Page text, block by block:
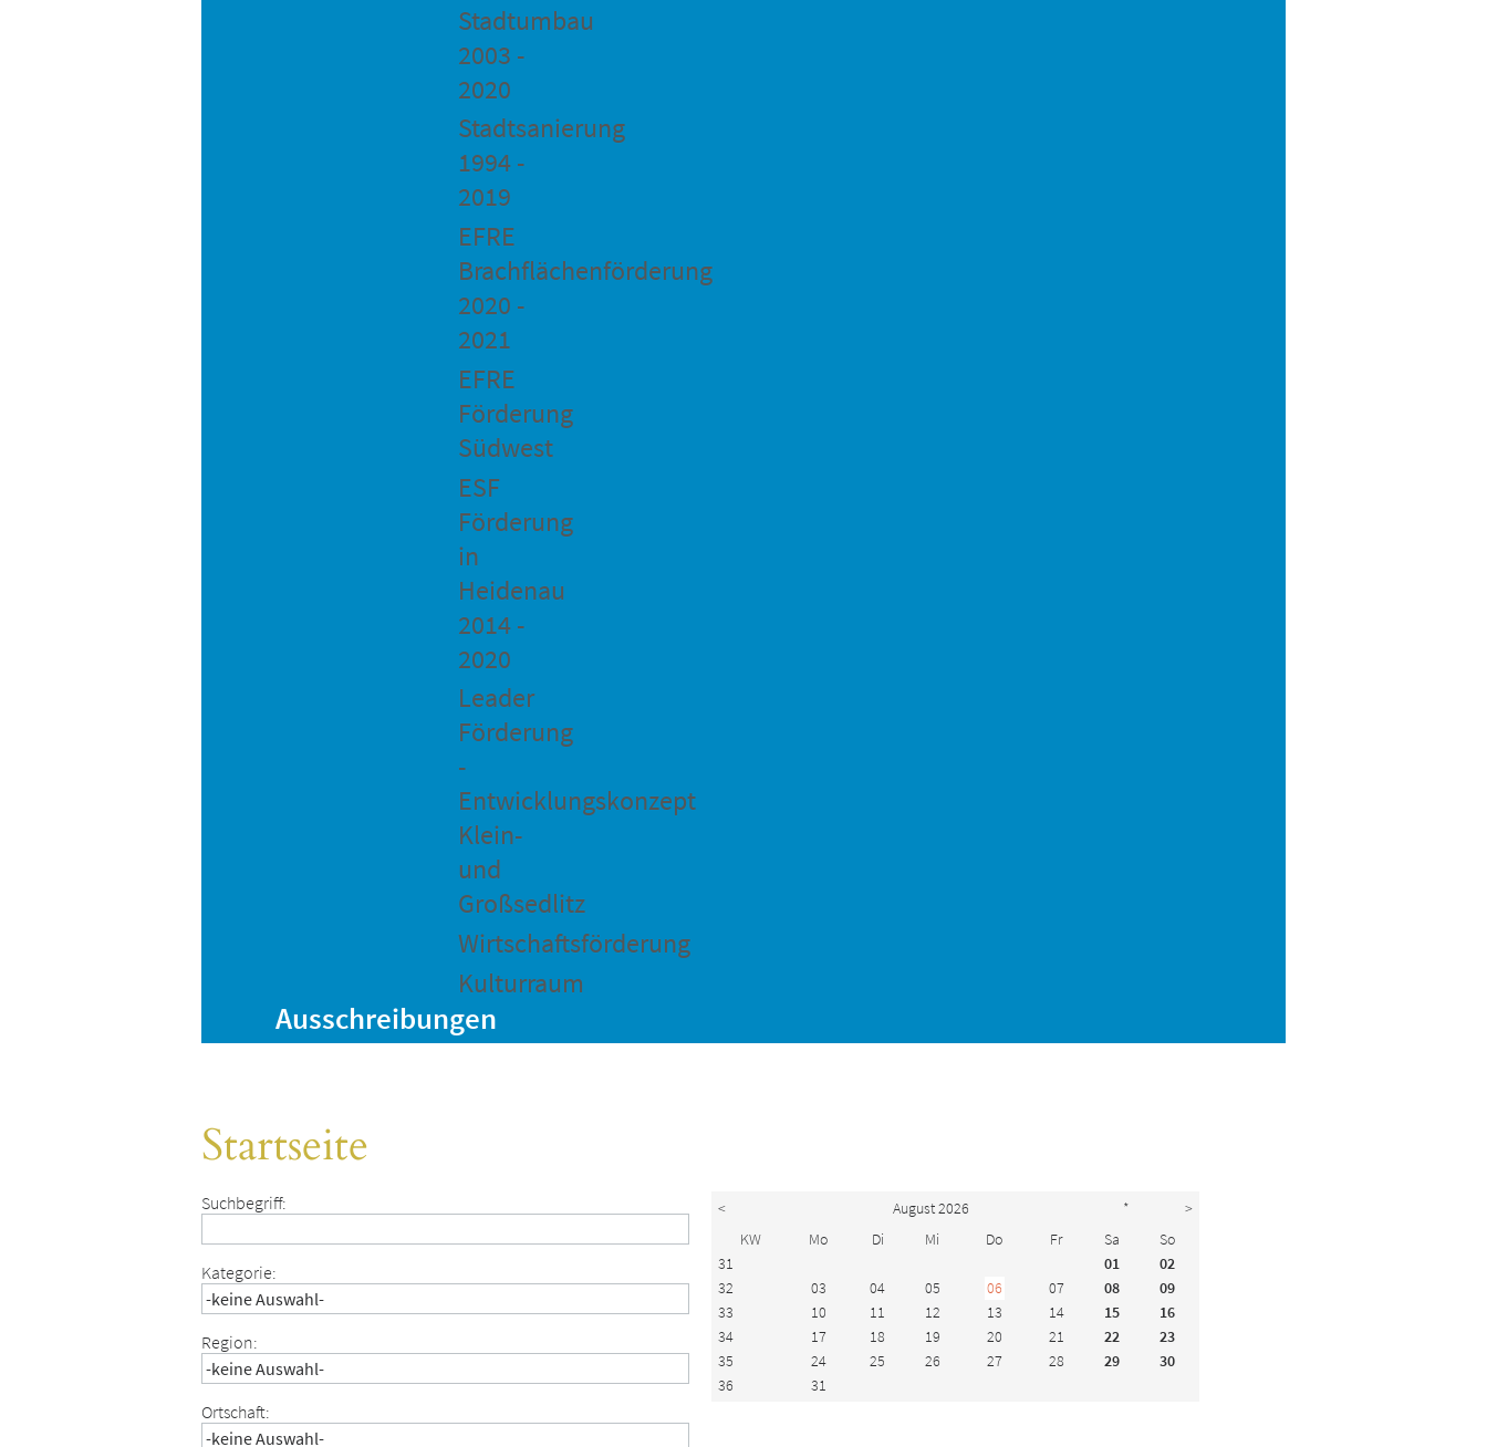
Stadtumbau
2003 -
2020
Stadtsanierung
1994 -
2019
EFRE
Brachflächenförderung
2020 -
2021
EFRE
Förderung
Südwest
ESF
Förderung
in
Heidenau
2014 -
2020
Leader
Förderung
-
Entwicklungskonzept
Klein-
und
Großsedlitz
Wirtschaftsförderung
Kulturraum
Ausschreibungen
Startseite
Suchbegriff:
Kategorie:
Region:
Ortschaft:
< August 2026 *
>
KW
Mo Di Mi Do Fr Sa
So
31
01
02
32
03 04 05 06 07 08
09
33
10 11 12 13 14 15
16
34
17 18 19 20 21 22
23
35
24 25 26 27 28 29
30
36
31